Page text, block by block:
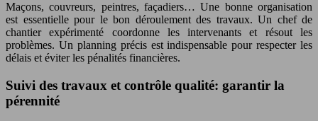
Maçons, couvreurs, peintres, façadiers… Une bonne organisation
est essentielle pour le bon déroulement des travaux. Un chef de
chantier expérimenté coordonne les intervenants et résout les
problèmes. Un planning précis est indispensable pour respecter les
délais et éviter les pénalités financières.
Suivi des travaux et contrôle qualité: garantir la
pérennité